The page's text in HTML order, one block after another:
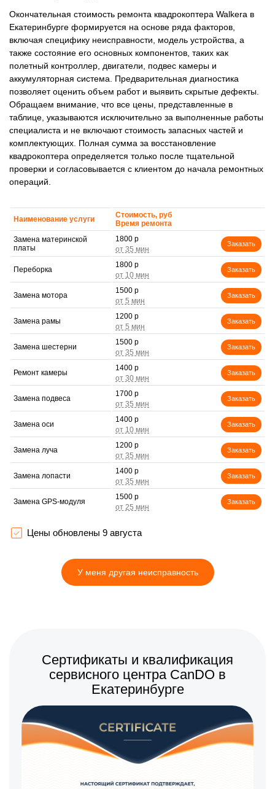
Окончательная стоимость ремонта квадрокоптера Walkera в
Екатеринбурге формируется на основе ряда факторов,
включая специфику неисправности, модель устройства, а
также состояние его основных компонентов, таких как
полетный контроллер, двигатели, подвес камеры и
аккумуляторная система. Предварительная диагностика
позволяет оценить объем работ и выявить скрытые дефекты.
Обращаем внимание, что все цены, представленные в
таблице, указываются исключительно за выполненные работы
специалиста и не включают стоимость запасных частей и
комплектующих. Полная сумма за восстановление
квадрокоптера определяется только после тщательной
проверки и согласовывается с клиентом до начала ремонтных
операций.
Наименование услуги
Стоимость, руб
Время ремонта
Замена материнской
платы
1800 р
Заказать
Переборка
1800 р
Заказать
Замена мотора
1500 р
Заказать
Замена рамы
1200 р
Заказать
Замена шестерни
1500 р
Заказать
Ремонт камеры
1400 р
Заказать
Замена подвеса
1700 р
Заказать
Замена оси
1400 р
Заказать
Замена луча
1200 р
Заказать
Замена лопасти
1400 р
Заказать
Замена GPS-модуля
1500 р
Заказать
Замена корпуса
Настройка шифрования
1000 р
Цены обновлены 9 августа
У меня другая неисправность
Сертификаты и квалификация
сервисного центра CanDO в
Екатеринбурге